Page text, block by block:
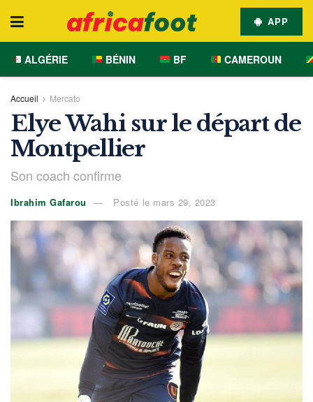
APP
ALGÉRIE BÉNIN BF CAMEROUN
Accueil Mercato
Elye Wahi sur le départ de
Montpellier
Son coach confirme
Ibrahim Gafarou Posté le mars 29, 2023